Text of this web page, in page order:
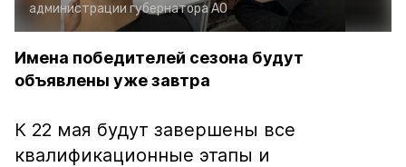
администрации губернатора АО
Имена победителей сезона будут
объявлены уже завтра
К 22 мая будут завершены все
квалификационные этапы и